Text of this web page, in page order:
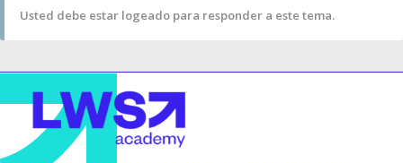
Usted debe estar logeado para responder a este tema.